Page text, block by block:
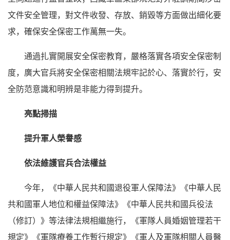
文件安全管理，對文件收發、存放、銷毀等方面做出細化要
求，確保安全保密工作萬無一失。
通過扎實開展安全保密教育，嚴格落實各項安全保密制
度，廣大官兵將安全保密相關法規牢記於心、落實於行，安
全防范意識和明辨是非能力得到提升。
亮點掃描
提升軍人榮譽感
依法維護官兵合法權益
今年，《中華人民共和國退役軍人保障法》《中華人民
共和國軍人地位和權益保障法》《中華人民共和國兵役法
（修訂）》等法律法規相繼施行，《軍隊人員婚姻管理若干
規定》《軍隊療養工作暫行規定》《軍人及軍隊相關人員醫